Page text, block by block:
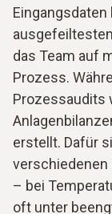
das Team auf
Prozess.
Prozessaudits
erstellt. Dafür
– bei
oft unter